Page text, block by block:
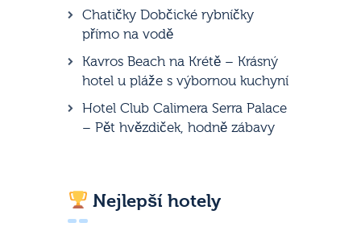
Chatičky Dobčické rybníčky
přímo na vodě
Kavros Beach na Krétě – Krásný
hotel u pláže s výbornou kuchyní
Hotel Club Calimera Serra Palace
– Pět hvězdiček, hodně zábavy
Nejlepší hotely